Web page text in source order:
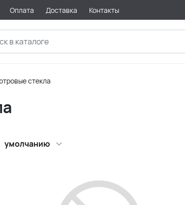
Оплата Доставка Контакты
стекла
умолчанию